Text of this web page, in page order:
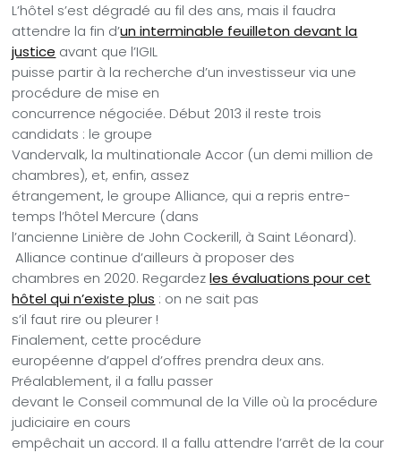
L’hôtel s’est dégradé au fil des ans, mais il faudra
attendre la fin d’un interminable feuilleton devant la
justice avant que l’IGIL
puisse partir à la recherche d’un investisseur via une
procédure de mise en
concurrence négociée. Début 2013 il reste trois
candidats : le groupe
Vandervalk, la multinationale Accor (un demi million de
chambres), et, enfin, assez
étrangement, le groupe Alliance, qui a repris entre-
temps l’hôtel Mercure (dans
l’ancienne Linière de John Cockerill, à Saint Léonard).
Alliance continue d’ailleurs à proposer des
chambres en 2020. Regardezles évaluations pour cet
hôtel qui n’existe plus : on ne sait pas
s’il faut rire ou pleurer !
Finalement, cette procédure
européenne d’appel d’offres prendra deux ans.
Préalablement, il a fallu passer
devant le Conseil communal de la Ville où la procédure
judiciaire en cours
empêchait un accord. Il a fallu attendre l’arrêt de la cour